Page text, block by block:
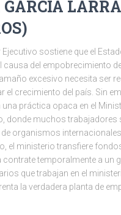
GARCIA
Ejecutivo sostiene que el
causa del empobrecimiento
excesivo necesita ser
el crecimiento del país. Sin
práctica opaca en el
donde muchos
de organismos
el ministerio transfiere
contrate temporalmente a un
que trabajan en el
la verdadera planta de